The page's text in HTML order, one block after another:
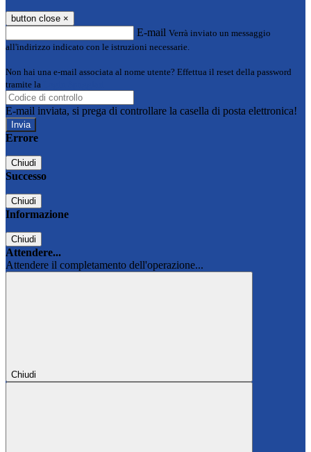
button close ×
E-mail Verrà inviato un messaggio
all'indirizzo indicato con le istruzioni necessarie.
Non hai una e-mail associata al nome utente? Effettua il reset della password
tramite la
E-mail inviata, si prega di controllare la casella di posta elettronica!
Errore
Chiudi
Successo
Chiudi
Informazione
Chiudi
Attendere...
Attendere il completamento dell'operazione...
Chiudi